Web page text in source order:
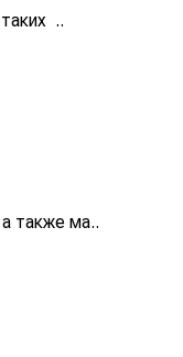
..
также ма..